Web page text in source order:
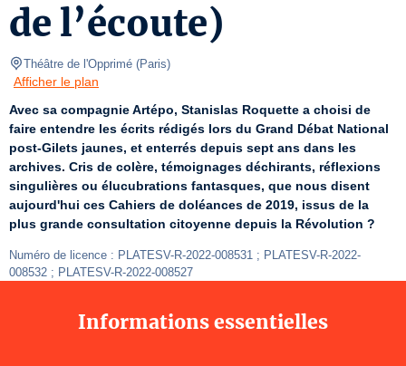
de l’écoute)
Théâtre de l'Opprimé (Paris)
Afficher le plan
Avec sa compagnie Artépo, Stanislas Roquette a choisi de
faire entendre les écrits rédigés lors du Grand Débat National
post-Gilets jaunes, et enterrés depuis sept ans dans les
archives. Cris de colère, témoignages déchirants, réflexions
singulières ou élucubrations fantasques, que nous disent
aujourd'hui ces Cahiers de doléances de 2019, issus de la
plus grande consultation citoyenne depuis la Révolution ?
Numéro de licence : PLATESV-R-2022-008531 ; PLATESV-R-2022-
008532 ; PLATESV-R-2022-008527
Informations essentielles